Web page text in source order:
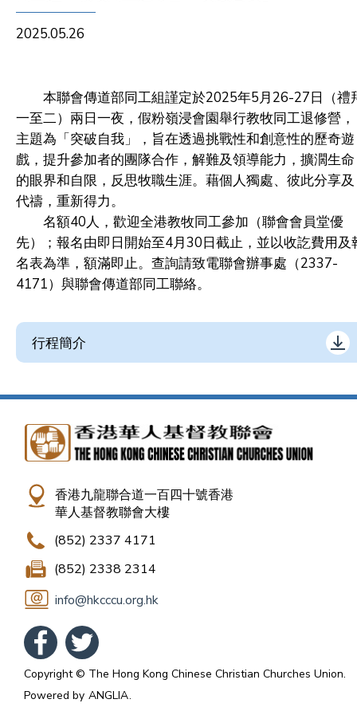
2025.05.26
本聯會傳道部同工組謹定於2025年5月26-27日（禮
一至二）兩日一夜，假粉嶺浸會園舉行教牧同工退修營，
主題為「突破自我」，旨在透過挑戰性和創意性的歷奇遊
戲，提升參加者的團隊合作，解難及領導能力，擴濶生命
的眼界和自限，反思牧職生涯。藉個人獨處、彼此分享及
代禱，重新得力。
名額40人，歡迎全港教牧同工參加（聯會會員堂優
先）；報名由即日開始至4月30日截止，並以收訖費用及
名表為準，額滿即止。查詢請致電聯會辦事處（2337-
4171）與聯會傳道部同工聯絡。
行程簡介
香港九龍聯合道一百四十號香港
華人基督教聯會大樓
(852) 2337 4171
(852) 2338 2314
info@hkcccu.org.hk
Copyright © The Hong Kong Chinese Christian Churches Union.
Powered by ANGLIA.